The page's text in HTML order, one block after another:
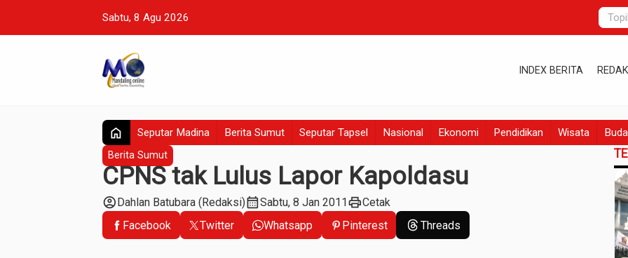
Sabtu, 8 Agu 2026
INDEX BERITA
home Seputar Madina Berita Sumut Seputar Tapsel Nasional Ekonomi Pendidikan Wisata
Berita Sumut
CPNS tak Lulus Lapor Kapoldasu
account_circleDahlan Batubara (Redaksi)calendar_monthSabtu, 8 Jan 2011printCetak
Facebook
Twitter Whatsapp Pinterest Threads